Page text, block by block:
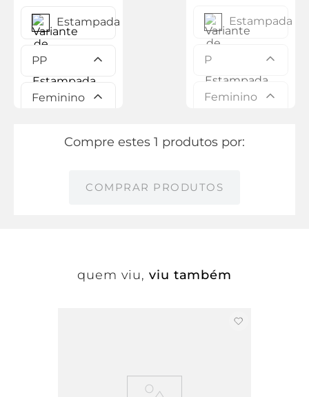
Estampada
PP
Feminino
Estampada
P
Feminino
Compre estes 1 produtos por:
COMPRAR PRODUTOS
quem viu, viu também